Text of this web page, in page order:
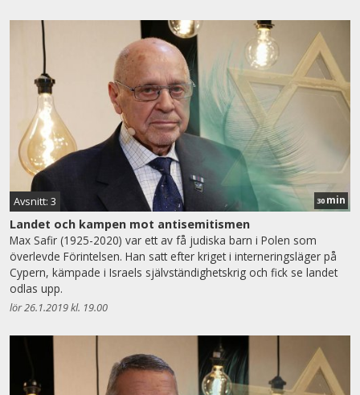
Avsnitt: 3 30 min
Landet och kampen mot antisemitismen
Max Safir (1925-2020) var ett av få judiska barn i Polen som
överlevde Förintelsen. Han satt efter kriget i interneringsläger på
Cypern, kämpade i Israels självständighetskrig och fick se landet
odlas upp.
lör 26.1.2019 kl. 19.00